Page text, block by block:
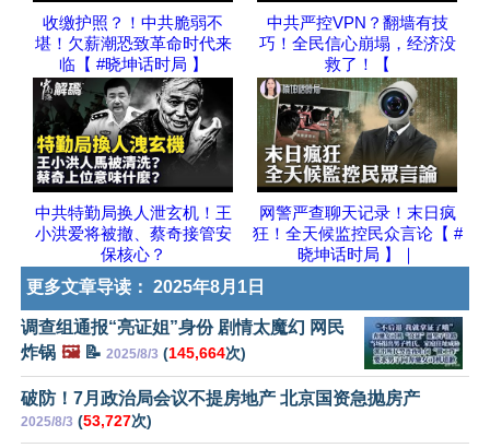
收缴护照？！中共脆弱不
堪！欠薪潮恐致革命时代来
临【 #晓坤话时局 】
中共严控VPN？翻墙有技
巧！全民信心崩塌，经济没
救了！【
中共特勤局换人泄玄机！王
小洪爱将被撤、蔡奇接管安
保核心？
网警严查聊天记录！末日疯
狂！全天候监控民众言论【 #
晓坤话时局 】｜
更多文章导读： 2025年8月1日
调查组通报“亮证姐”身份 剧情太魔幻 网民
炸锅 🖼️📝 2025/8/3 (145,664次)
破防！7月政治局会议不提房地产 北京国资急抛房产
2025/8/3 (53,727次)